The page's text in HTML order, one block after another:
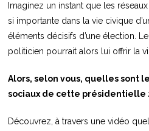
Imaginez un instant que les
si importante dans la vie civique
éléments décisifs d’une élection.
politicien pourrait alors lui offrir la
Alors, selon vous, quelles sont
sociaux de cette présidentielle
Découvrez, à travers une vidéo